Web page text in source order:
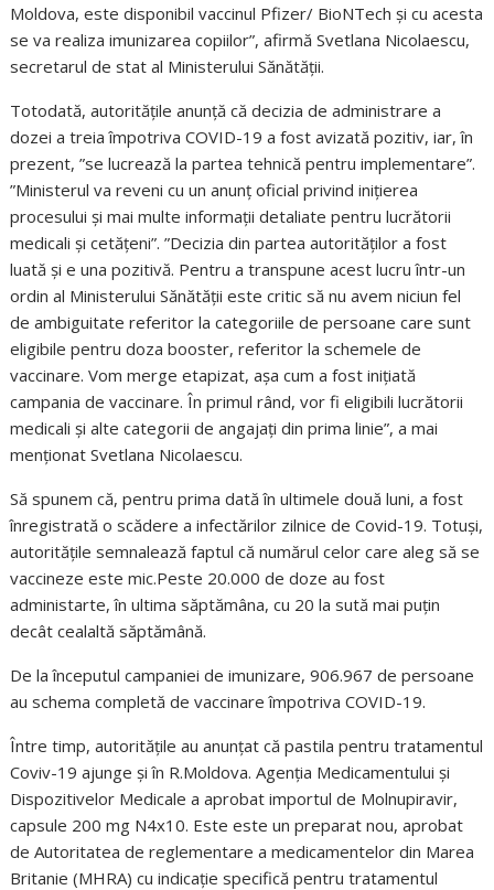
Moldova, este disponibil vaccinul Pfizer/ BioNTech și cu acesta
se va realiza imunizarea copiilor”, afirmă Svetlana Nicolaescu,
secretarul de stat al Ministerului Sănătății.
Totodată, autoritățile anunță că decizia de administrare a
dozei a treia împotriva COVID-19 a fost avizată pozitiv, iar, în
prezent, ”se lucrează la partea tehnică pentru implementare”.
”Ministerul va reveni cu un anunț oficial privind inițierea
procesului și mai multe informații detaliate pentru lucrătorii
medicali și cetățeni”. ”Decizia din partea autorităților a fost
luată și e una pozitivă. Pentru a transpune acest lucru într-un
ordin al Ministerului Sănătății este critic să nu avem niciun fel
de ambiguitate referitor la categoriile de persoane care sunt
eligibile pentru doza booster, referitor la schemele de
vaccinare. Vom merge etapizat, așa cum a fost inițiată
campania de vaccinare. În primul rând, vor fi eligibili lucrătorii
medicali și alte categorii de angajați din prima linie”, a mai
menționat Svetlana Nicolaescu.
Să spunem că, pentru prima dată în ultimele două luni, a fost
înregistrată o scădere a infectărilor zilnice de Covid-19. Totuși,
autoritățile semnalează faptul că numărul celor care aleg să se
vaccineze este mic.Peste 20.000 de doze au fost
administarte, în ultima săptămâna, cu 20 la sută mai puțin
decât cealaltă săptămână.
De la începutul campaniei de imunizare, 906.967 de persoane
au schema completă de vaccinare împotriva COVID-19.
Între timp, autoritățile au anunțat că pastila pentru tratamentul
Coviv-19 ajunge și în R.Moldova. Agenția Medicamentului și
Dispozitivelor Medicale a aprobat importul de Molnupiravir,
capsule 200 mg N4x10. Este este un preparat nou, aprobat
de Autoritatea de reglementare a medicamentelor din Marea
Britanie (MHRA) cu indicație specifică pentru tratamentul